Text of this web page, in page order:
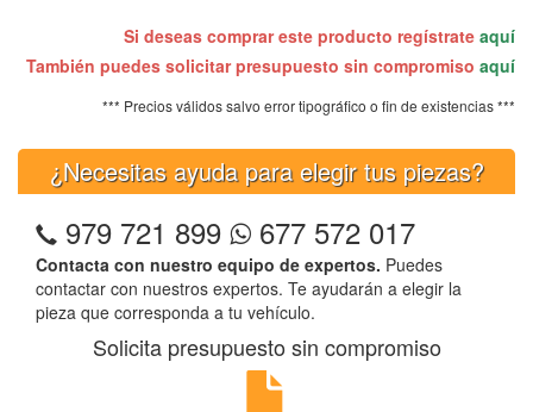
Si deseas comprar este producto regístrate aquí
También puedes solicitar presupuesto sin compromiso aquí
*** Precios válidos salvo error tipográfico o fin de existencias ***
¿Necesitas ayuda para elegir tus piezas?
979 721 899 677 572 017
Contacta con nuestro equipo de expertos. Puedes
contactar con nuestros expertos. Te ayudarán a elegir la
pieza que corresponda a tu vehículo.
Solicita presupuesto sin compromiso